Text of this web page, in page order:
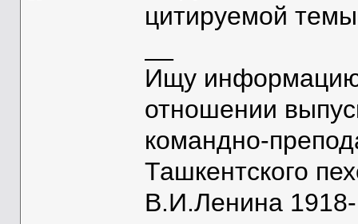
цитируемой
Ищу информацию
отношении
командно-
Ташкентского
В.И.Ленина 1918-